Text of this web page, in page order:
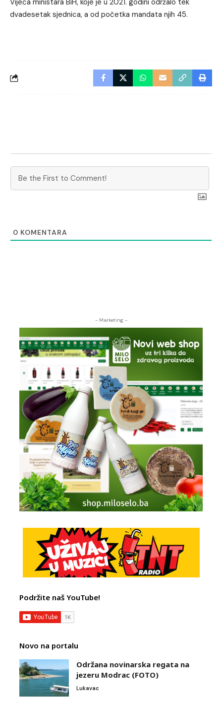
Vijeća ministara BiH, koje je u 2021. godini održalo tek
dvadesetak sjednica, a od početka mandata njih 45.
0 KOMENTARA
- Marketing -
Podržite naš YouTube!
Novo na portalu
Održana novinarska regata na
jezeru Modrac (FOTO)
Lukavac